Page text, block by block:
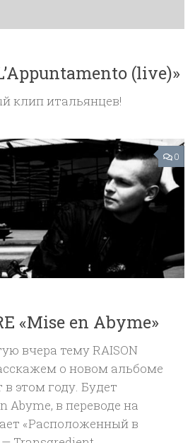
(live)»
клип итальянцев!
0
«Mise en Abyme»
вчера тему RAISON
о новом альбоме
этом году. Будет
Abyme, в переводе на
«Расположенный в